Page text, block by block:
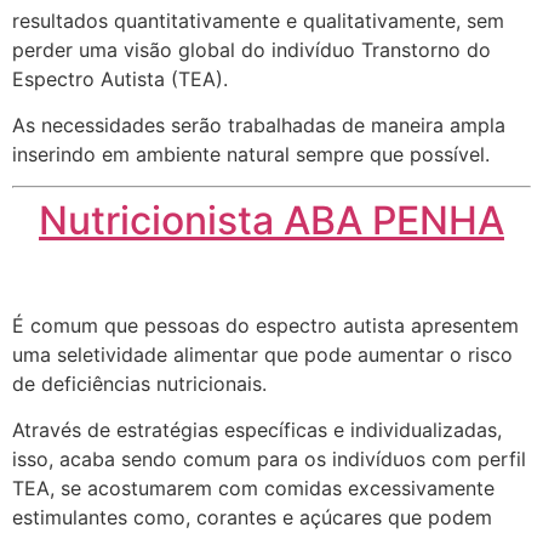
resultados quantitativamente e qualitativamente, sem
perder uma visão global do indivíduo Transtorno do
Espectro Autista (TEA).
As necessidades serão trabalhadas de maneira ampla
inserindo em ambiente natural sempre que possível.
Nutricionista ABA PENHA
É comum que pessoas do espectro autista apresentem
uma seletividade alimentar que pode aumentar o risco
de deficiências nutricionais.
Através de estratégias específicas e individualizadas,
isso, acaba sendo comum para os indivíduos com perfil
TEA, se acostumarem com comidas excessivamente
estimulantes como, corantes e açúcares que podem